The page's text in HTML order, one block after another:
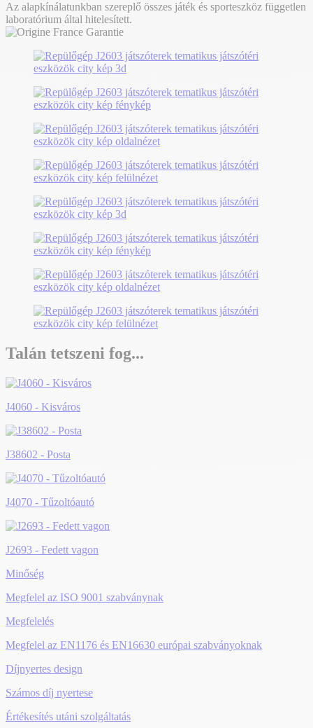
Az alapkínálatunkban szereplő összes játék és sporteszköz független
laboratórium által hitelesített.
Talán tetszeni fog...
J4060 - Kisváros
J38602 - Posta
J4070 - Tűzoltóautó
J2693 - Fedett vagon
Minőség
Megfelel az ISO 9001 szabványnak
Megfelelés
Megfelel az EN1176 és EN16630 európai szabványoknak
Díjnyertes design
Számos díj nyertese
Értékesítés utáni szolgáltatás